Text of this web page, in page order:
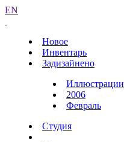
EN
Новое
Инвентарь
Задизайнено
Иллюстрации
2006
Февраль
Студия